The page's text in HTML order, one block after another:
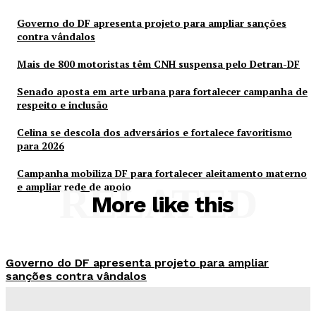
Governo do DF apresenta projeto para ampliar sanções
contra vândalos
Mais de 800 motoristas têm CNH suspensa pelo Detran-DF
Senado aposta em arte urbana para fortalecer campanha de
respeito e inclusão
Celina se descola dos adversários e fortalece favoritismo
para 2026
Campanha mobiliza DF para fortalecer aleitamento materno
e ampliar rede de apoio
More like this
RELATED
Governo do DF apresenta projeto para ampliar
sanções contra vândalos